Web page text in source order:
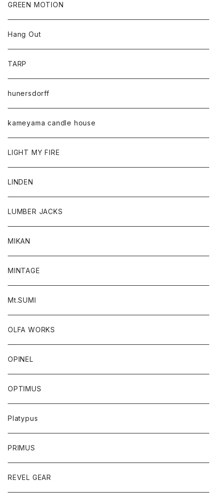
GREEN MOTION
Hang Out
TARP
hunersdorff
kameyama candle house
LIGHT MY FIRE
LINDEN
LUMBER JACKS
MIKAN
MINTAGE
Mt.SUMI
OLFA WORKS
OPINEL
OPTIMUS
Platypus
PRIMUS
REVEL GEAR